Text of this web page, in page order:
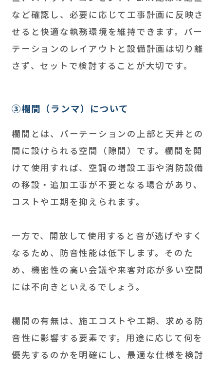
など確認し、必要に応じて工事計画に反映さ
せると快適な執務環境を維持できます。パー
テーションのレイアウトと設備計画は切り離
さず、セットで検討することが大切です。
③欄間（ランマ）について
欄間とは、パーテーションの上部と天井との
間に設けられる空間（隙間）です。欄間を開
けて使用すれば、空調の増設工事や消防設備
の移設・追加工事が不要となる場合があり、
コストや工期を抑えられます。
一方で、開放して使用すると音が逃げやすく
なるため、防音性能は低下します。そのた
め、機密性の高い会議や来客対応が多い空間
には不向きといえるでしょう。
欄間の有無は、施工コストや工期、求める防
音性に影響する要素です。用途に応じて何を
優先するのかを明確にし、最適な仕様を検討